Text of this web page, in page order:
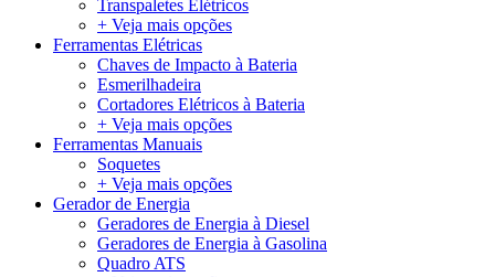
Transpaletes Elétricos
+ Veja mais opções
Ferramentas Elétricas
Chaves de Impacto à Bateria
Esmerilhadeira
Cortadores Elétricos à Bateria
+ Veja mais opções
Ferramentas Manuais
Soquetes
+ Veja mais opções
Gerador de Energia
Geradores de Energia à Diesel
Geradores de Energia à Gasolina
Quadro ATS